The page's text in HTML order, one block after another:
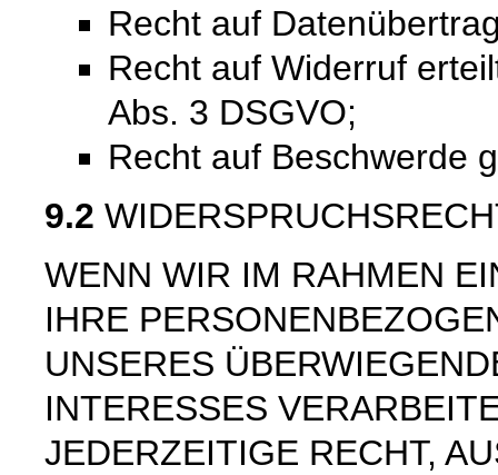
Recht auf
Recht auf Widerruf
Abs. 3 DSGVO;
Recht auf Beschwerde
9.2
WENN WIR IM RAHMEN
IHRE
UNSERES
INTERESSES
JEDERZEITIGE RECHT,